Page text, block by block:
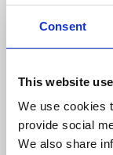
Consent
This website
We use cookies
provide social
We also share